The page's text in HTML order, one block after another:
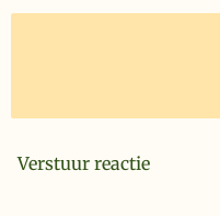
Verstuur reactie